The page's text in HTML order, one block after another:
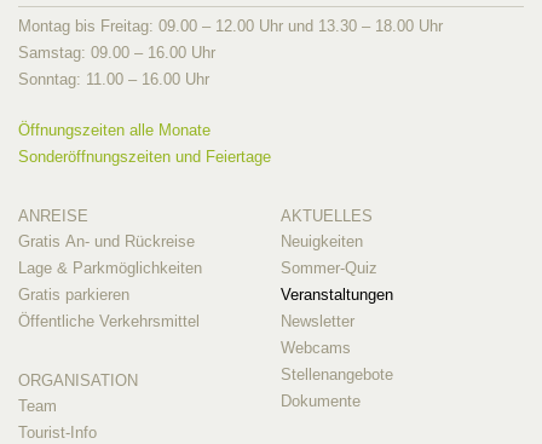
Montag bis Freitag: 09.00 – 12.00 Uhr und 13.30 – 18.00 Uhr
Samstag: 09.00 – 16.00 Uhr
Sonntag: 11.00 – 16.00 Uhr
Öffnungszeiten alle Monate
Sonderöffnungszeiten und Feiertage
ANREISE
Gratis An- und Rückreise
Lage & Parkmöglichkeiten
Gratis parkieren
Öffentliche Verkehrsmittel
ORGANISATION
Team
Tourist-Info
AKTUELLES
Neuigkeiten
Sommer-Quiz
Veranstaltungen
Newsletter
Webcams
Stellenangebote
Dokumente